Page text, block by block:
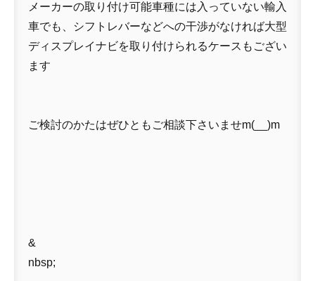
メーカーの取り付け可能車種には入っていない輸入
車でも、シフトレバーなどへの干渉がなければ大型
ディスプレイナビを取り付けられるケースもござい
ます
ご検討のかたはぜひともご相談下さいませm(__)m
&
nbsp;